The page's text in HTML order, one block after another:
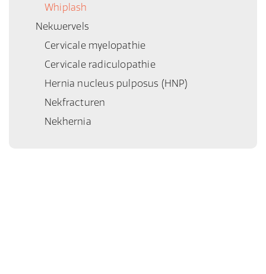
Whiplash
Nekwervels
Cervicale myelopathie
Cervicale radiculopathie
Hernia nucleus pulposus (HNP)
Nekfracturen
Nekhernia